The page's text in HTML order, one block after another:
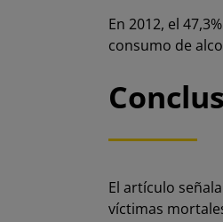
En 2012, el
consumo de
El artículo
víctimas